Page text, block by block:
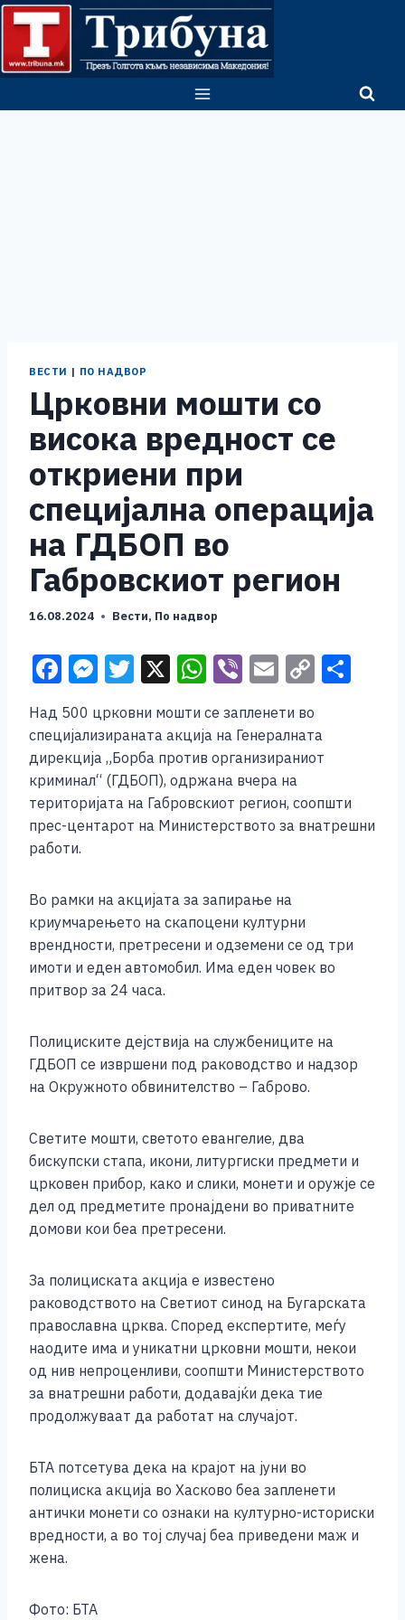
Skip
content
ВЕСТИ | ПО НАДВОР
Црковни мошти со
висока вредност се
откриени при
специјална операција
на ГДБОП во
Габровскиот регион
16.08.2024 Вести, По надвор
F
a
c
e
b
o
o
M
ss
e
n
g
er
T
tt
er
X W
at
s
A
p
p
Vi
er
E
ai
l
C
p
y
n
k
Над 500 црковни мошти се запленети во
специјализираната акција на Генералната
дирекција „Борба против организираниот
криминал“ (ГДБОП), одржана вчера на
територијата на Габровскиот регион, соопшти
прес-центарот на Министерството за внатрешни
работи.
Во рамки на акцијата за запирање на
криумчарењето на скапоцени културни
врендности, претресени и одземени се од три
имоти и еден автомобил. Има еден човек во
притвор за 24 часа.
Полициските дејствија на службениците на
ГДБОП се извршени под раководство и надзор
на Окружното обвинителство – Габрово.
Светите мошти, светото евангелие, два
бискупски стапа, икони, литургиски предмети и
црковен прибор, како и слики, монети и оружје се
дел од предметите пронајдени во приватните
домови кои беа претресени.
За полициската акција е известено
раководството на Светиот синод на Бугарската
православна црква. Според експертите, меѓу
наодите има и уникатни црковни мошти, некои
од нив непроценливи, соопшти Министерството
за внатрешни работи, додавајќи дека тие
продолжуваат да работат на случајот.
БТА потсетува дека на крајот на јуни во
полициска акција во Хасково беа запленети
антички монети со ознаки на културно-историски
вредности, а во тој случај беа приведени маж и
жена.
Фото: БТА